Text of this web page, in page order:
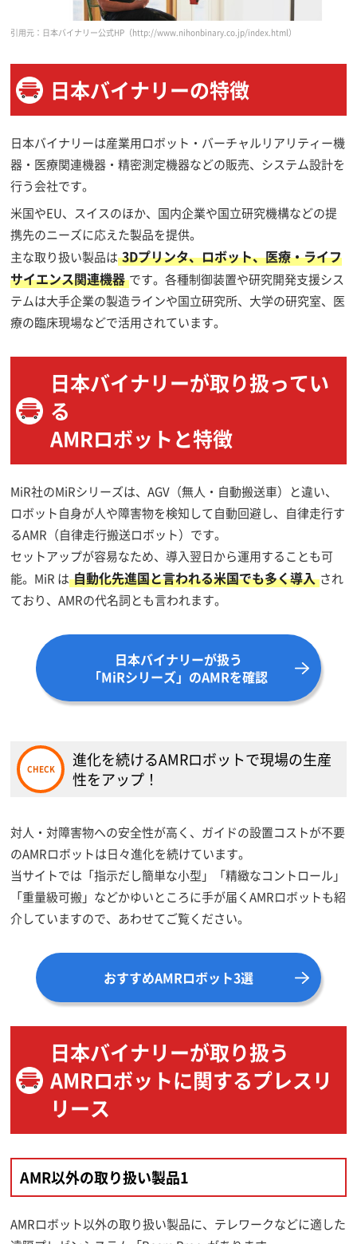
引用元：日本バイナリー公式HP （http://www.nihonbinary.co.jp/index.html）
日本バイナリーの特徴
日本バイナリーは産業用ロボット・バーチャルリアリティー機
器・医療関連機器・精密測定機器などの販売、システム設計を
行う会社です。
米国やEU、スイスのほか、国内企業や国立研究機構などの提
携先のニーズに応えた製品を提供。
主な取り扱い製品は 3Dプリンタ、ロボット、医療・ライフ
サイエンス関連機器 です。各種制御装置や研究開発支援シス
テムは大手企業の製造ラインや国立研究所、大学の研究室、医
療の臨床現場などで活用されています。
日本バイナリーが取り扱ってい
る
AMRロボットと特徴
MiR社のMiRシリーズは、AGV（無人・自動搬送車）と違い、
ロボット自身が人や障害物を検知して自動回避し、自律走行す
るAMR（自律走行搬送ロボット）です。
セットアップが容易なため、導入翌日から運用することも可
能。MiR は 自動化先進国と言われる米国でも多く導入 され
ており、AMRの代名詞とも言われます。
日本バイナリーが扱う
「MiRシリーズ」のAMRを確認
進化を続けるAMRロボットで現場の生産
性をアップ！
対人・対障害物への安全性が高く、ガイドの設置コストが不要
のAMRロボットは日々進化を続けています。
当サイトでは「指示だし簡単な小型」「精緻なコントロール」
「重量級可搬」などかゆいところに手が届くAMRロボットも紹
介していますので、あわせてご覧ください。
おすすめAMRロボット3選
日本バイナリーが取り扱う
AMRロボットに関するプレスリ
リース
AMR以外の取り扱い製品1
AMRロボット以外の取り扱い製品に、テレワークなどに適した